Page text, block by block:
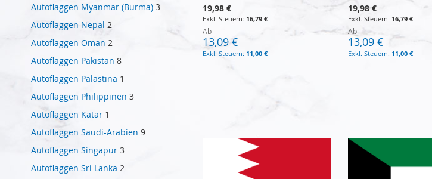
19,98 €
16,79 €
Ab
13,09 €
11,00 €
In den Warenkorb
19,98 €
16,79 €
Ab
13,09 €
11,00 €
In den Warenkorb
In den Warenkorb
In den Warenkorb
Autoflaggen Myanmar (Burma) 3
Autoflaggen Nepal 2
Autoflaggen Oman 2
Autoflaggen Pakistan 8
Autoflaggen Palästina 1
Autoflaggen Philippinen 3
Autoflaggen Katar 1
Autoflaggen Saudi-Arabien 9
Autoflaggen Singapur 3
Autoflaggen Sri Lanka 2